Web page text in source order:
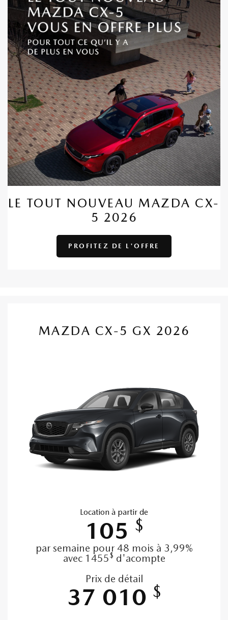
LE TOUT NOUVEAU MAZDA CX-
5 2026
PROFITEZ DE L'OFFRE
MAZDA CX-5 GX 2026
Location à partir de
105 $
par semaine pour 48 mois à 3,99%
avec 1455$ d'acompte
Prix de détail
37 010 $